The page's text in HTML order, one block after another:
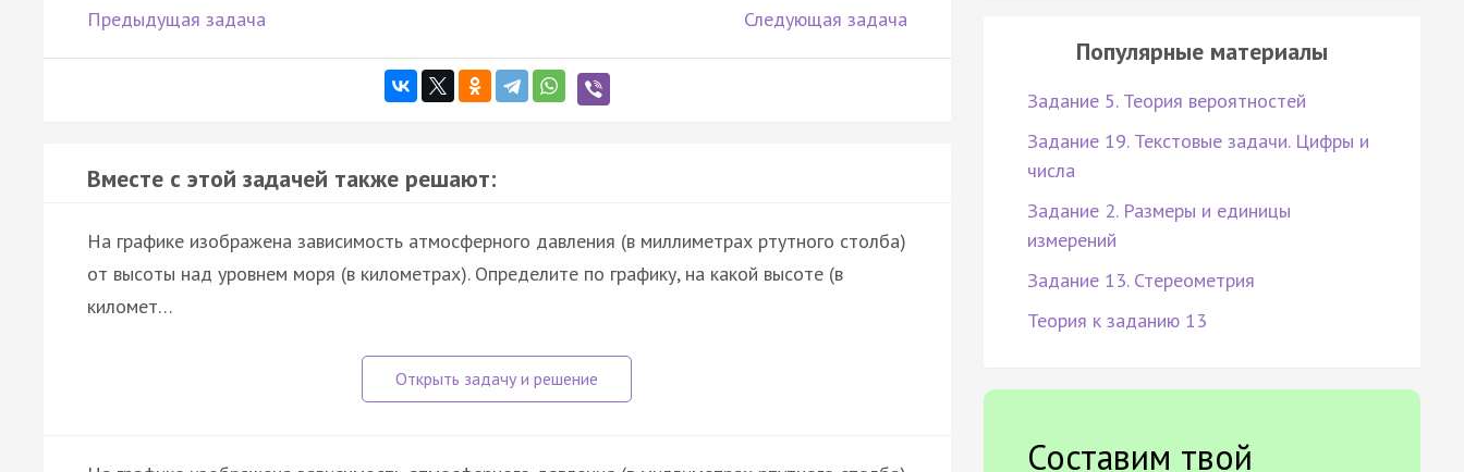
Предыдущая задача Следующая задача
Вместе с этой задачей также решают:
На графике изображена зависимость атмосферного давления (в миллиметрах ртутного столба)
от высоты над уровнем моря (в километрах). Определите по графику, на какой высоте (в
километ…
Популярные материалы
Задание 5. Теория вероятностей
Задание 19. Текстовые задачи. Цифры и
числа
Задание 2. Размеры и единицы
измерений
Задание 13. Стереометрия
Теория к заданию 13
Составим твой